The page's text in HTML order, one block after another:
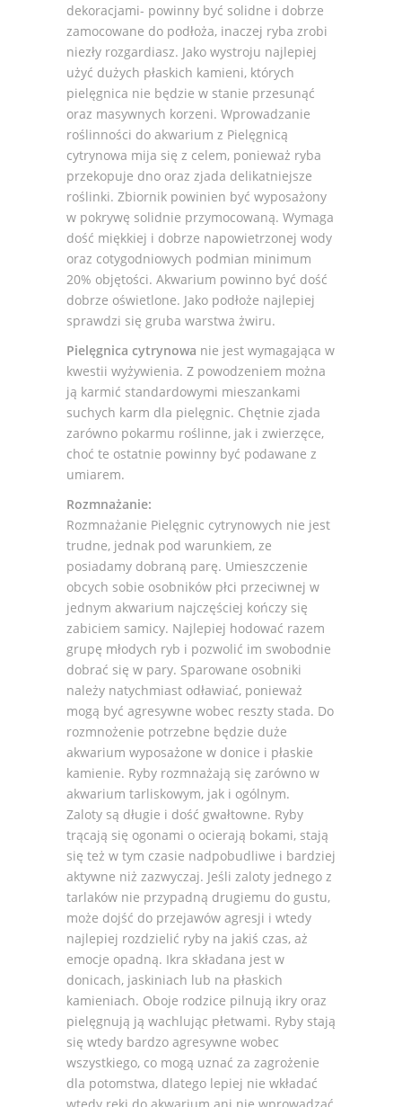
dekoracjami- powinny być solidne i dobrze
zamocowane do podłoża, inaczej ryba zrobi
niezły rozgardiasz. Jako wystroju najlepiej
użyć dużych płaskich kamieni, których
pielęgnica nie będzie w stanie przesunąć
oraz masywnych korzeni. Wprowadzanie
roślinności do akwarium z Pielęgnicą
cytrynowa mija się z celem, ponieważ ryba
przekopuje dno oraz zjada delikatniejsze
roślinki. Zbiornik powinien być wyposażony
w pokrywę solidnie przymocowaną. Wymaga
dość miękkiej i dobrze napowietrzonej wody
oraz cotygodniowych podmian minimum
20% objętości. Akwarium powinno być dość
dobrze oświetlone. Jako podłoże najlepiej
sprawdzi się gruba warstwa żwiru.
Pielęgnica cytrynowa nie jest wymagająca w
kwestii wyżywienia. Z powodzeniem można
ją karmić standardowymi mieszankami
suchych karm dla pielęgnic. Chętnie zjada
zarówno pokarmu roślinne, jak i zwierzęce,
choć te ostatnie powinny być podawane z
umiarem.
Rozmnażanie:
Rozmnażanie Pielęgnic cytrynowych nie jest
trudne, jednak pod warunkiem, ze
posiadamy dobraną parę. Umieszczenie
obcych sobie osobników płci przeciwnej w
jednym akwarium najczęściej kończy się
zabiciem samicy. Najlepiej hodować razem
grupę młodych ryb i pozwolić im swobodnie
dobrać się w pary. Sparowane osobniki
należy natychmiast odławiać, ponieważ
mogą być agresywne wobec reszty stada. Do
rozmnożenie potrzebne będzie duże
akwarium wyposażone w donice i płaskie
kamienie. Ryby rozmnażają się zarówno w
akwarium tarliskowym, jak i ogólnym.
Zaloty są długie i dość gwałtowne. Ryby
trącają się ogonami o ocierają bokami, stają
się też w tym czasie nadpobudliwe i bardziej
aktywne niż zazwyczaj. Jeśli zaloty jednego z
tarlaków nie przypadną drugiemu do gustu,
może dojść do przejawów agresji i wtedy
najlepiej rozdzielić ryby na jakiś czas, aż
emocje opadną. Ikra składana jest w
donicach, jaskiniach lub na płaskich
kamieniach. Oboje rodzice pilnują ikry oraz
pielęgnują ją wachlując płetwami. Ryby stają
się wtedy bardzo agresywne wobec
wszystkiego, co mogą uznać za zagrożenie
dla potomstwa, dlatego lepiej nie wkładać